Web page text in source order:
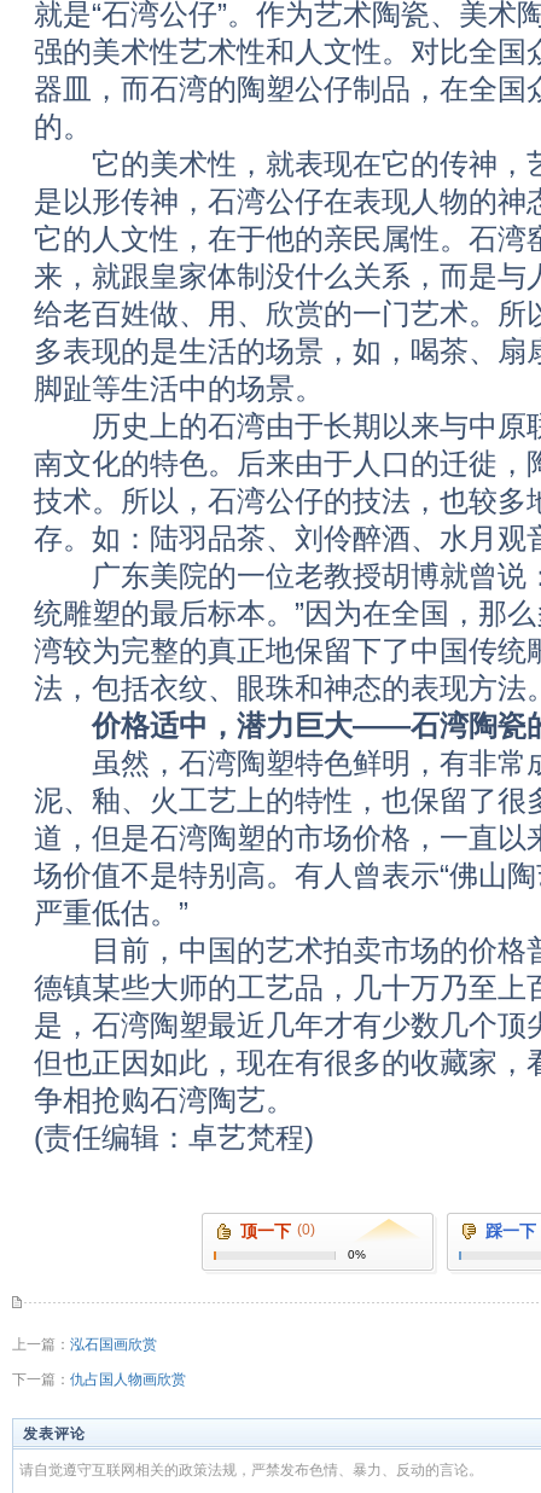
就是“石湾公仔”。作为艺术陶瓷、美术
强的美术性艺术性和人文性。对比全国
器皿，而石湾的陶塑公仔制品，在全国
的。
它的美术性，就表现在它的传神，
是以形传神，石湾公仔在表现人物的神
它的人文性，在于他的亲民属性。石湾
来，就跟皇家体制没什么关系，而是与
给老百姓做、用、欣赏的一门艺术。所
多表现的是生活的场景，如，喝茶、扇
脚趾等生活中的场景。
历史上的石湾由于长期以来与中原
南文化的特色。后来由于人口的迁徙，
技术。所以，石湾公仔的技法，也较多
存。如：陆羽品茶、刘伶醉酒、水月观
广东美院的一位老教授胡博就曾说
统雕塑的最后标本。”因为在全国，那
湾较为完整的真正地保留下了中国传统
法，包括衣纹、眼珠和神态的表现方法
价格适中，潜力巨大——石湾陶瓷
虽然，石湾陶塑特色鲜明，有非常
泥、釉、火工艺上的特性，也保留了很
道，但是石湾陶塑的市场价格，一直以
场价值不是特别高。有人曾表示“佛山
严重低估。”
目前，中国的艺术拍卖市场的价格
德镇某些大师的工艺品，几十万乃至上
是，石湾陶塑最近几年才有少数几个顶
但也正因如此，现在有很多的收藏家，
争相抢购石湾陶艺。
(责任编辑：卓艺梵程)
顶一下 (0)
0%
踩一下
上一篇： 泓石国画欣赏
下一篇： 仇占国人物画欣赏
发表评论
请自觉遵守互联网相关的政策法规，严禁发布色情、暴力、反动的言论。